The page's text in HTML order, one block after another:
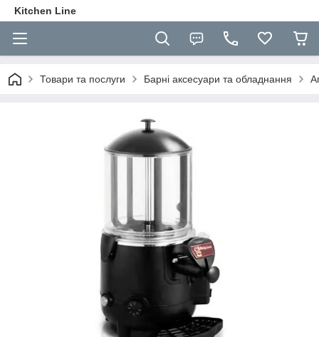
Kitchen Line
Товари та послуги Барні аксесуари та обладнання